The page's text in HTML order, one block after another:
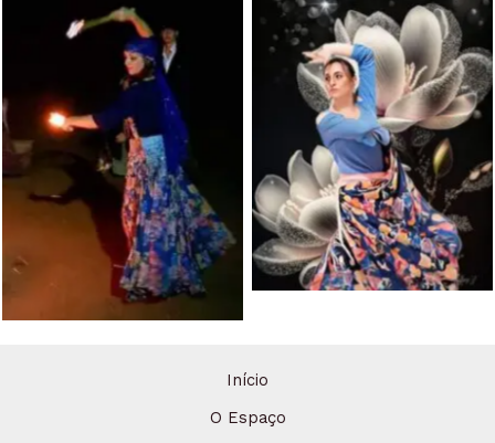
Início
O Espaço